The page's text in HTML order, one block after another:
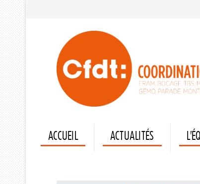
ACCUEIL ACTUALITÉS